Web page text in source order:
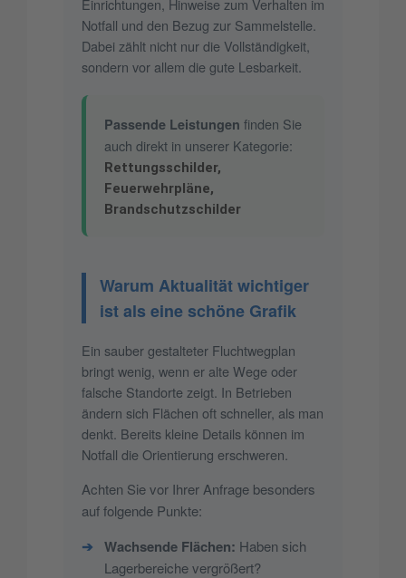
Einrichtungen, Hinweise zum Verhalten im
Notfall und den Bezug zur Sammelstelle.
Dabei zählt nicht nur die Vollständigkeit,
sondern vor allem die gute Lesbarkeit.
Passende Leistungen finden Sie
auch direkt in unserer Kategorie:
Rettungsschilder,
Feuerwehrpläne,
Brandschutzschilder
Warum Aktualität wichtiger
ist als eine schöne Grafik
Ein sauber gestalteter Fluchtwegplan
bringt wenig, wenn er alte Wege oder
falsche Standorte zeigt. In Betrieben
ändern sich Flächen oft schneller, als man
denkt. Bereits kleine Details können im
Notfall die Orientierung erschweren.
Achten Sie vor Ihrer Anfrage besonders
auf folgende Punkte:
➔ Wachsende Flächen: Haben sich
Lagerbereiche vergrößert?